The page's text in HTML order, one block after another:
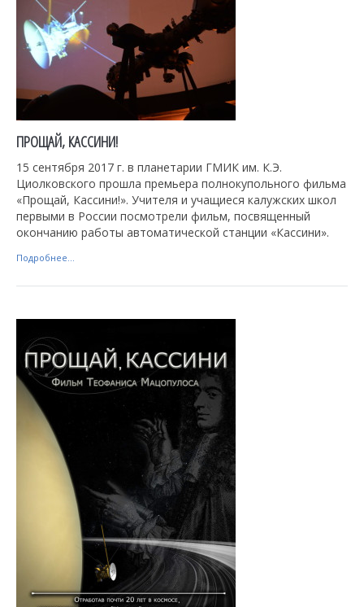
ПРОЩАЙ, КАССИНИ!
15 сентября 2017 г. в планетарии ГМИК им. К.Э.
Циолковского прошла премьера полнокупольного фильма
«Прощай, Кассини!». Учителя и учащиеся калужских школ
первыми в России посмотрели фильм, посвященный
окончанию работы автоматической станции «Кассини».
Подробнее...